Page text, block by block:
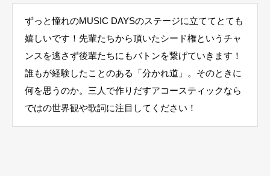
ずっと憧れのMUSIC DAYSのステージに立ててとても
嬉しいです！先輩たちから頂いたシード権というチャ
ンスを逃さず後輩たちにもバトンを繋げていきます！
誰もが経験したことのある「分かれ道」。そのときに
何を思うのか。三人で作りだすアコースティックなら
ではの世界観や歌詞に注目してください！